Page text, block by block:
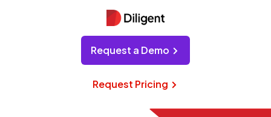
Request a Demo
Request Pricing